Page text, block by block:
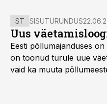
ST SISUTURUNDUS
Uus
Eesti põllumajanduses
on toonud turule uue
vaid ka muuta